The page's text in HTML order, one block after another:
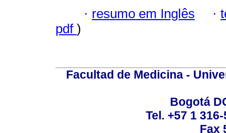
· resumo em Inglês ·
pdf )
Facultad de Medicina -
Bogotá
Tel. +57 1
Fax